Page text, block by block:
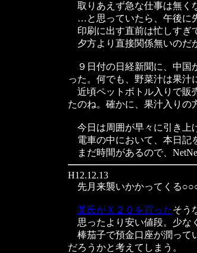
取りあえず急な仕事は無く
…と思っていたら、午後に
印刷に出す直前は忙しすぎ
夕方より直接関係無いのだ
９日付の日経新聞に、中国
った。何でも、野菜汁は果汁
近頃ペットボトル入りで販
たのね。確かに、果汁入りの
今日は周囲が早々に引き上
電車の中において、本日記
まだ時間があるので、
H12.12.13
先月来襲いかかってくる
某氏がＸ２０を買ったそう
思ったより安い値段。少な
棒茄子で預金口座が潤って
だろうかと考えてしまう。